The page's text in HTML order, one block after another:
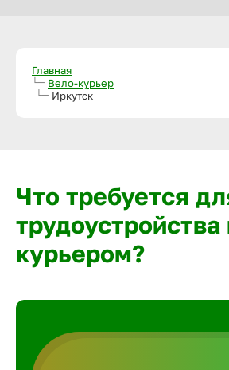
Главная
Вело-курьер
Иркутск
Что требуется
трудоустройства
курьером?